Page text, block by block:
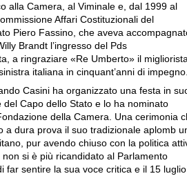
alla Camera, al Viminale e, dal 1999 al
Affari Costituzionali del
Piero Fassino, che aveva
Brandt l’ingresso del Pds
a ringraziare «Re Umberto» il
italiana in cinquant’anni di
Casini ha organizzato una festa in
Capo dello Stato e lo ha nominato
della Camera. Una cerimonia
a dura prova il suo tradizionale aplomb
pur avendo chiuso con la politica
si è più ricandidato al Parlamento
far sentire la sua voce critica e il 15 luglio